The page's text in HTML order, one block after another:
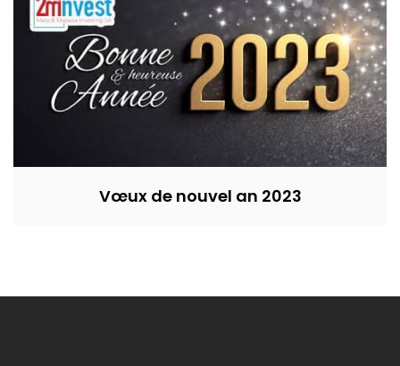
Vœux de nouvel an 2023